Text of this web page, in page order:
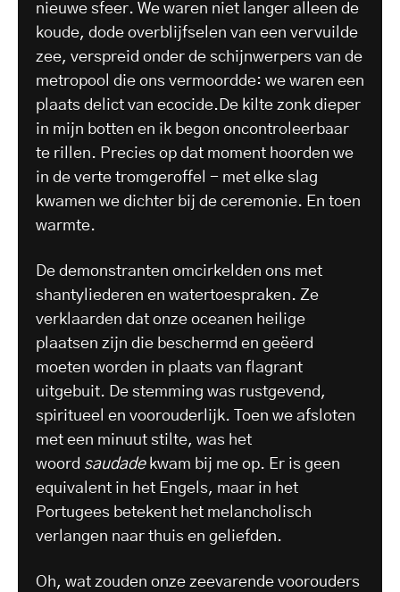
nieuwe sfeer. We waren niet langer alleen de
koude, dode overblijfselen van een vervuilde
zee, verspreid onder de schijnwerpers van de
metropool die ons vermoordde: we waren een
plaats delict van ecocide.De kilte zonk dieper
in mijn botten en ik begon oncontroleerbaar
te rillen. Precies op dat moment hoorden we
in de verte tromgeroffel - met elke slag
kwamen we dichter bij de ceremonie. En toen
warmte.
De demonstranten omcirkelden ons met
shantyliederen en watertoespraken. Ze
verklaarden dat onze oceanen heilige
plaatsen zijn die beschermd en geëerd
moeten worden in plaats van flagrant
uitgebuit. De stemming was rustgevend,
spiritueel en voorouderlijk. Toen we afsloten
met een minuut stilte, was het
woord saudadekwam bij me op. Er is geen
equivalent in het Engels, maar in het
Portugees betekent het melancholisch
verlangen naar thuis en geliefden.
Oh, wat zouden onze zeevarende voorouders